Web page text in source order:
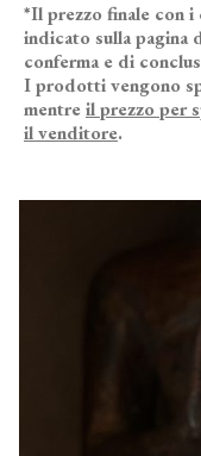
*Il prezzo finale con
indicato sulla pagina
conferma e di
I prodotti vengono
mentre il prezzo per
il venditore.